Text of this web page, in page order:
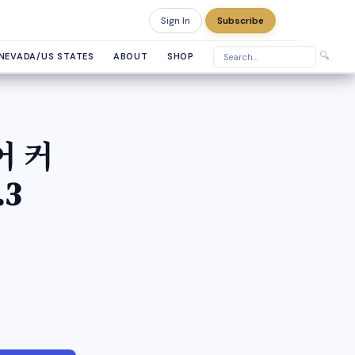
Sign In Subscribe
US STATES ABOUT SHOP 🔍
커